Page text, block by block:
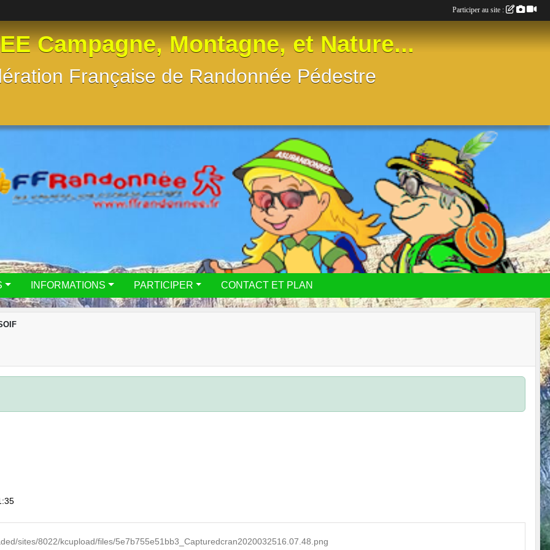
Campagne, Montagne, et Nature...
Française de Randonnée Pédestre
INFORMATIONS PARTICIPER CONTACT ET PLAN
sites/8022/kcupload/files/5e7b755e51bb3_Capturedcran2020032516.07.48.png
Participer au site :